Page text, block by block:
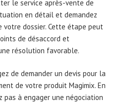
le service après-vente de
en détail et demandez
dossier. Cette étape peut
de désaccord et
résolution favorable.
de demander un devis pour la
de votre produit Magimix. En
pas à engager une négociation